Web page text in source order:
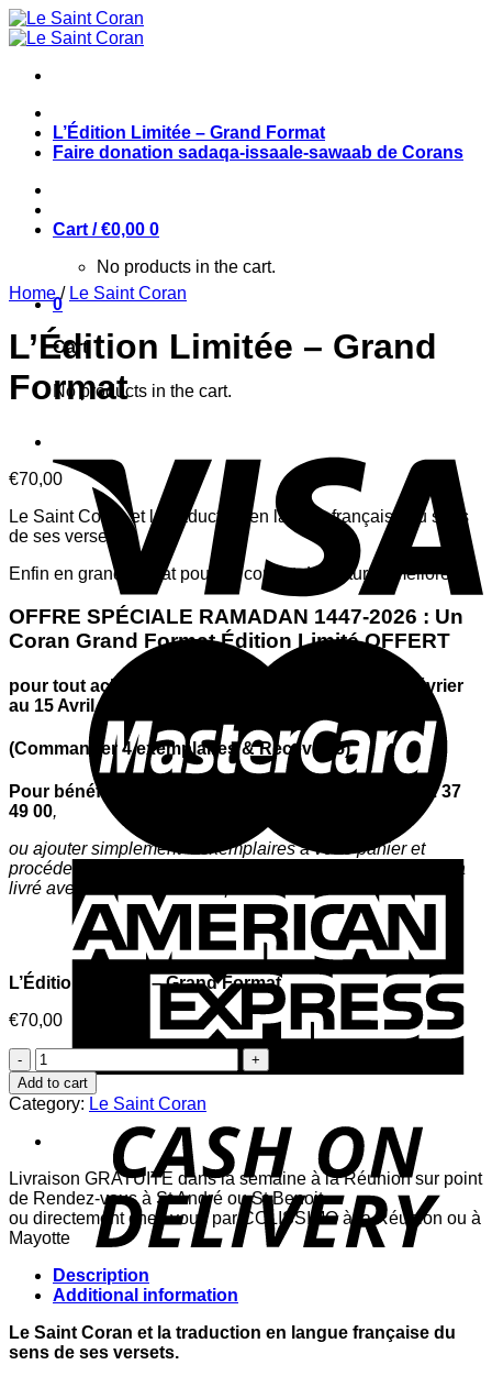
Skip
to
L’Édition Limitée – Grand Format
Faire donation sadaqa-issaale-sawaab de Corans
Cart /€0,00 0
No products in the cart.
0
Cart
No products in the cart.
Home / Le Saint Coran
L’Édition Limitée – Grand
Format
€70,00
Le Saint Coran et la traduction en langue française du sens
de ses versets.
Enfin en grand format pour un confort de lecture amélioré.
OFFRE SPÉCIALE RAMADAN 1447-2026 : Un
Coran Grand Format Édition Limité OFFERT
pour tout achat de 4 exemplaires. Valable du 15 Février
au 15 Avril
(Commander 4 exemplaires & Recevez 5)
Pour bénéficier de l’offre spéciale, contacter le 0692 37
49 00,
ou ajouter simplement 4 exemplaires à votre panier et
procédez au paiement. Votre exemplaire cadeau vous sera
livré avec les 4 autres exemplaires.
L’Édition Limitée – Grand Format
€70,00
L'Édition
Limitée
-
Grand
Format
Add to cart
Category: Le Saint Coran
Livraison GRATUITE dans la semaine à la Réunion sur point
de Rendez-vous à St André ou St Benoit.
ou directement chez vous par COLISSIMO à la Réunion ou à
Mayotte
Description
Additional information
Le Saint Coran et la traduction en langue française du
sens de ses versets.